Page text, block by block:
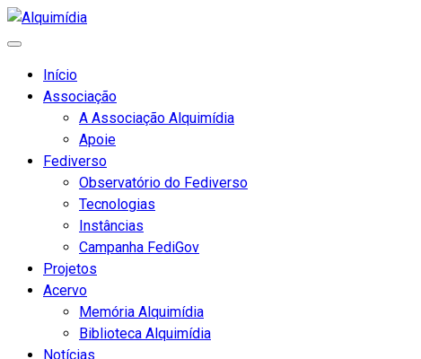
Início
Associação
A Associação Alquimídia
Apoie
Fediverso
Observatório do Fediverso
Tecnologias
Instâncias
Campanha FediGov
Projetos
Acervo
Memória Alquimídia
Biblioteca Alquimídia
Notícias